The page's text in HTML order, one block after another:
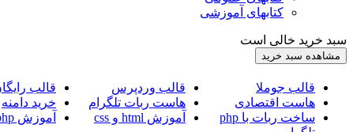
کتابهای آموزشی
سبد خرید خالی است
قالب جوملا قالب وردپرس قالب
هاست اقتصادی
هاست ربات تلگرام خرید دامنه
ساخت ربات با php
آموزش html و css آموزش php